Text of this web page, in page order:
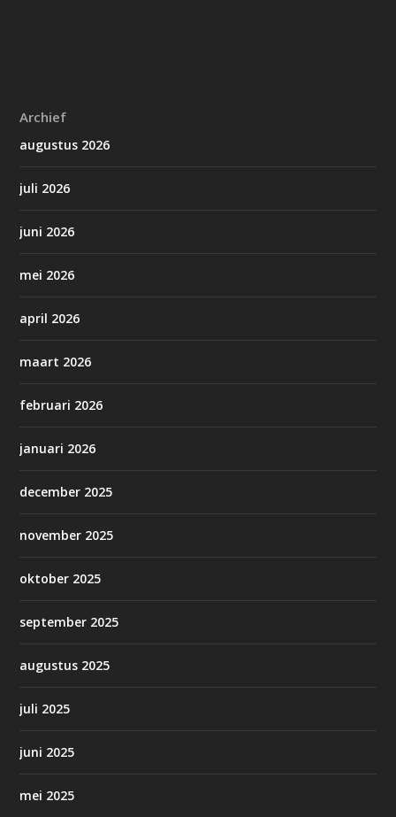
Archief
augustus 2026
juli 2026
juni 2026
mei 2026
april 2026
maart 2026
februari 2026
januari 2026
december 2025
november 2025
oktober 2025
september 2025
augustus 2025
juli 2025
juni 2025
mei 2025